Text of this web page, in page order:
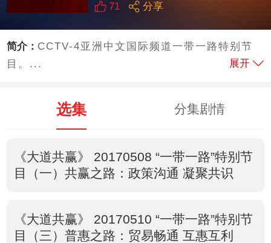
71 分享
简介： CCTV-4亚洲中文国际频道一带一路特别节
目。...
展开
选集 分集剧情
《大道共赢》 20170508 “一带一路”特别节
目（一）共赢之路：政策沟通 凝聚共识
《大道共赢》 20170510 “一带一路”特别节
目（三）普惠之路：贸易畅通 互惠互利